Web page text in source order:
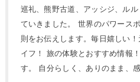
巡礼、熊野古道、アッシジ、ル
ていきました。 世界のパワース
則をお伝えします。毎日嬉しい
イフ！ 旅の体験とおすすめ情報
す。 自分らしく、ありのまま、